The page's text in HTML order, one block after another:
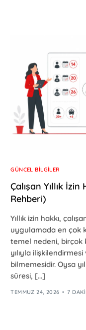
GÜNCEL BILGILER
Çalışan Yıllık
Rehberi)
Yıllık izin hakkı,
uygulamada en çok
temel nedeni, birçok
yılıyla
bilmemesidir. Oysa
süresi, […]
TEMMUZ 24, 2026 7